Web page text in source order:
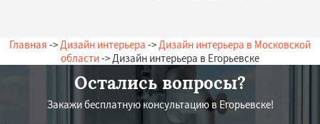
Главная -> Дизайн интерьера -> Дизайн интерьера в Московской
области-> Дизайн интерьера в Егорьевске
Остались вопросы?
Закажи бесплатную консультацию в Егорьевске!